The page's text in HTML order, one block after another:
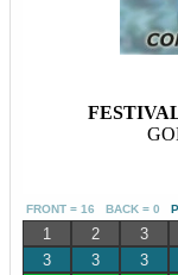
FRONT = 16 BACK = 0
1 2 3
3
3 3